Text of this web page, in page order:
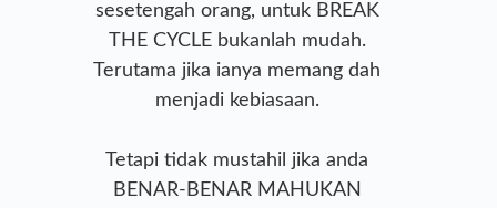
sesetengah orang, untuk BREAK
THE CYCLE bukanlah mudah.
Terutama jika ianya memang dah
menjadi kebiasaan.
Tetapi tidak mustahil jika anda
BENAR-BENAR MAHUKAN